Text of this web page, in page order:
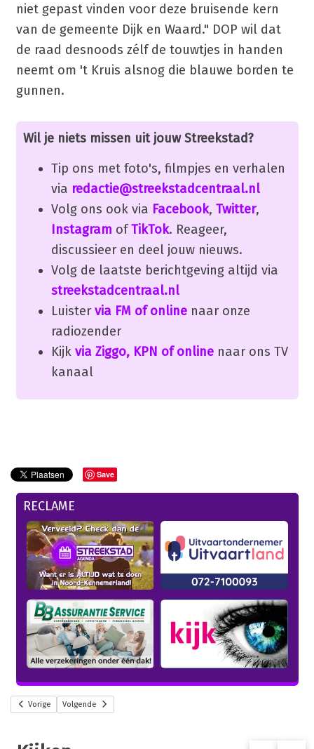
niet gepast vinden voor deze bruisende kern
van de gemeente Dijk en Waard." DOP wil dat
de raad desnoods zélf de touwtjes in handen
neemt om 't Kruis alsnog die blauwe borden te
gunnen.
Wil je niets missen uit jouw Streekstad?
Tip ons met foto's, filmpjes en verhalen
via redactie@streekstadcentraal.nl
Volg ons ook via Facebook, Twitter,
Instagram ofTikTok. Reageer,
discussieer en deel jouw nieuws.
Volg de laatste berichtgeving altijd via
streekstadcentraal.nl
Luister via FM of onlinenaar onze
radiozender
Kijk via Ziggo, KPN of onlinenaar ons TV
kanaal
Save
RECLAME
Vorige Volgende